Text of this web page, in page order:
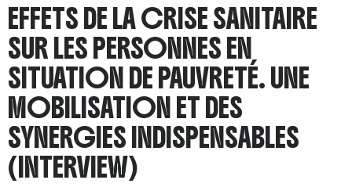
EFFETS DE LA CRISE SANITAIRE
SUR LES PERSONNES EN
SITUATION DE PAUVRETÉ. UNE
MOBILISATION ET DES
SYNERGIES INDISPENSABLES
(INTERVIEW)